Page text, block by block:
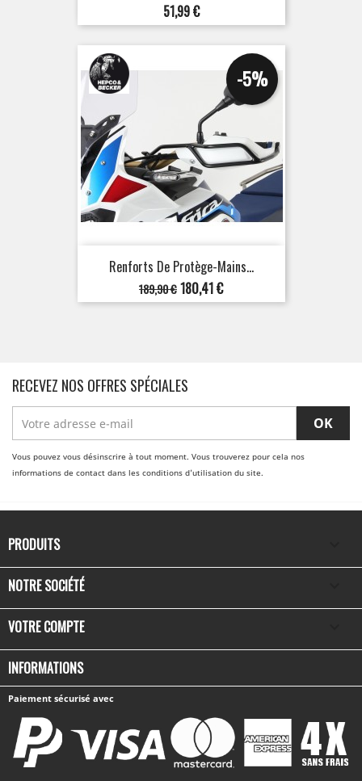
Prix
51,99 €
Renforts De Protège-Mains...
Prix
de
189,90 €
-5%
Prix
180,41 €
RECEVEZ NOS OFFRES SPÉCIALES
Vous pouvez vous désinscrire à tout moment. Vous trouverez pour cela nos
informations de contact dans les conditions d'utilisation du site.
PRODUITS
NOTRE SOCIÉTÉ
VOTRE COMPTE
INFORMATIONS
Paiement sécurisé avec